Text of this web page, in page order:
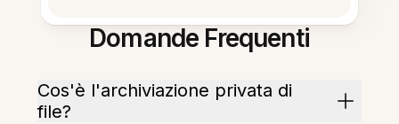
Domande Frequenti
Cos'è l'archiviazione privata di
file?